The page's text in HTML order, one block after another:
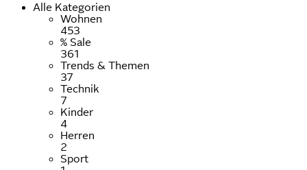
Alle Kategorien
Wohnen
453
% Sale
361
Trends & Themen
37
Technik
7
Kinder
4
Herren
2
Sport